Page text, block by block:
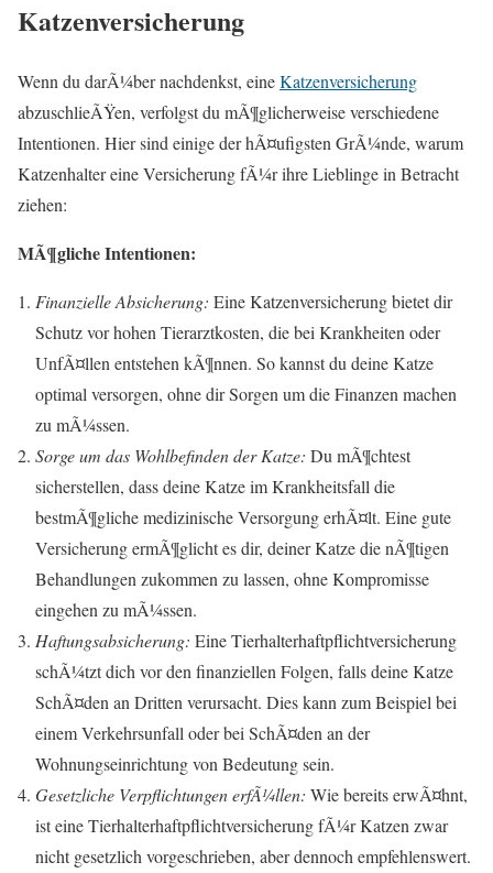
Katzenversicherung
Wenn du darÃ¼ber nachdenkst, eineKatzenversicherung
abzuschlieÃŸen, verfolgst du mÃ¶glicherweise verschiedene
Intentionen. Hier sind einige der hÃ¤ufigsten GrÃ¼nde, warum
Katzenhalter eine Versicherung fÃ¼r ihre Lieblinge in Betracht
ziehen:
MÃ¶gliche Intentionen:
Finanzielle Absicherung: Eine Katzenversicherung bietet dir
Schutz vor hohen Tierarztkosten, die bei Krankheiten oder
UnfÃ¤llen entstehen kÃ¶nnen. So kannst du deine Katze
optimal versorgen, ohne dir Sorgen um die Finanzen machen
zu mÃ¼ssen.
Sorge um das Wohlbefinden der Katze: Du mÃ¶chtest
sicherstellen, dass deine Katze im Krankheitsfall die
bestmÃ¶gliche medizinische Versorgung erhÃ¤lt. Eine gute
Versicherung ermÃ¶glicht es dir, deiner Katze die nÃ¶tigen
Behandlungen zukommen zu lassen, ohne Kompromisse
eingehen zu mÃ¼ssen.
Haftungsabsicherung: Eine Tierhalterhaftpflichtversicherung
schÃ¼tzt dich vor den finanziellen Folgen, falls deine Katze
SchÃ¤den an Dritten verursacht. Dies kann zum Beispiel bei
einem Verkehrsunfall oder bei SchÃ¤den an der
Wohnungseinrichtung von Bedeutung sein.
Gesetzliche Verpflichtungen erfÃ¼llen: Wie bereits erwÃ¤hnt,
ist eine Tierhalterhaftpflichtversicherung fÃ¼r Katzen zwar
nicht gesetzlich vorgeschrieben, aber dennoch empfehlenswert.